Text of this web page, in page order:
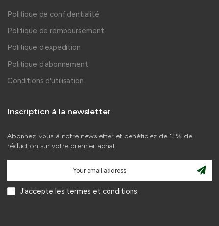
Politique de confidentialité
Politique de remboursement
Politique d'expédition
Politique d'abonnement
Conditions d'utilisation
Inscription à la newsletter
Abonnez-vous à notre newsletter et bénéficiez de 15% de
réduction sur votre premier achat
J'accepte les termes et conditions.